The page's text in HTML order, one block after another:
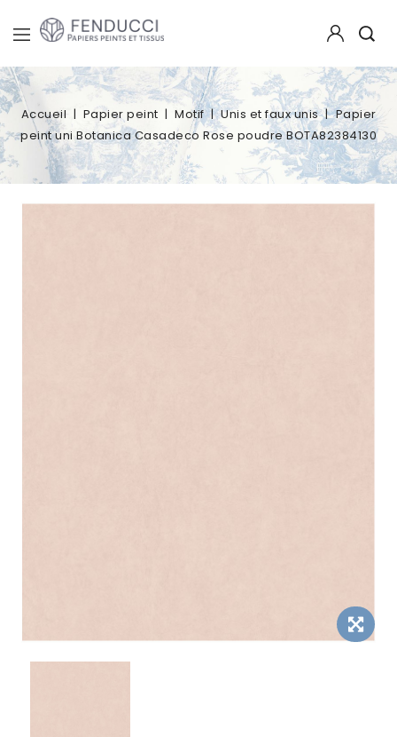
Accueil Papier peint Motif Unis et faux unis
Papier
peint uni Botanica Casadeco Rose poudre BOTA82384130